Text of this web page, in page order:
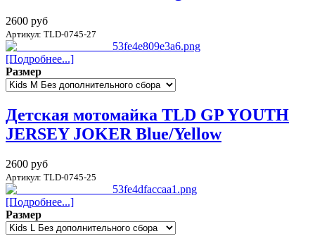
2600 руб
Артикул: TLD-0745-27
[Подробнее...]
Размер
Детская мотомайка TLD GP YOUTH
JERSEY JOKER Blue/Yellow
2600 руб
Артикул: TLD-0745-25
[Подробнее...]
Размер